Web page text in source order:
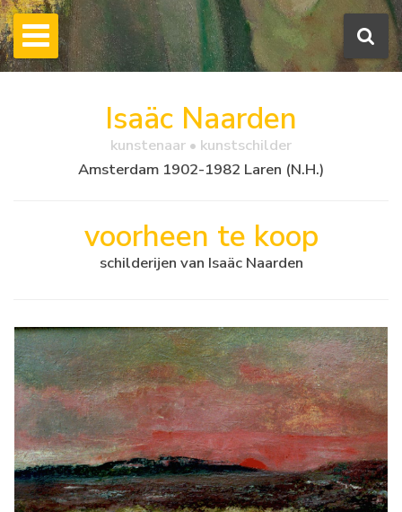
Isaäc Naarden
kunstenaar • kunstschilder
Amsterdam 1902-1982 Laren (N.H.)
voorheen te koop
schilderijen van Isaäc Naarden